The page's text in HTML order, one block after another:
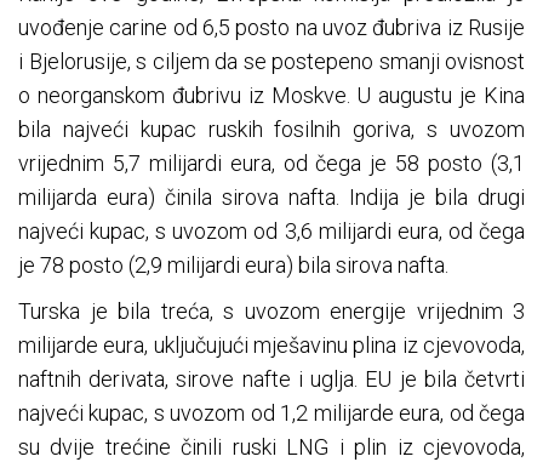
uvođenje carine od 6,5 posto na uvoz đubriva iz Rusije
i Bjelorusije, s ciljem da se postepeno smanji ovisnost
o neorganskom đubrivu iz Moskve. U augustu je Kina
bila najveći kupac ruskih fosilnih goriva, s uvozom
vrijednim 5,7 milijardi eura, od čega je 58 posto (3,1
milijarda eura) činila sirova nafta. Indija je bila drugi
najveći kupac, s uvozom od 3,6 milijardi eura, od čega
je 78 posto (2,9 milijardi eura) bila sirova nafta.
Turska je bila treća, s uvozom energije vrijednim 3
milijarde eura, uključujući mješavinu plina iz cjevovoda,
naftnih derivata, sirove nafte i uglja. EU je bila četvrti
najveći kupac, s uvozom od 1,2 milijarde eura, od čega
su dvije trećine činili ruski LNG i plin iz cjevovoda,